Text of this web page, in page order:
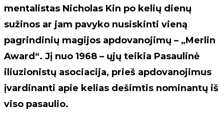
mentalistas Nicholas Kin po kelių dienų
sužinos ar jam pavyko nusiskinti vieną
pagrindinių magijos apdovanojimų – „Merlin
Award“. Jį nuo 1968 – ųjų teikia Pasaulinė
iliuzionistų asociacija, prieš apdovanojimus
įvardinanti apie kelias dešimtis nominantų iš
viso pasaulio.